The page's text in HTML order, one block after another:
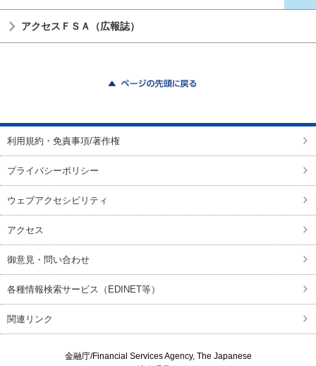
アクセスＦＳＡ（広報誌）
利用規約・免責事項/著作権
プライバシーポリシー
ウェブアクセシビリティ
アクセス
御意見・問い合わせ
各種情報検索サービス（EDINET等）
関連リンク
金融庁/Financial Services Agency, The Japanese